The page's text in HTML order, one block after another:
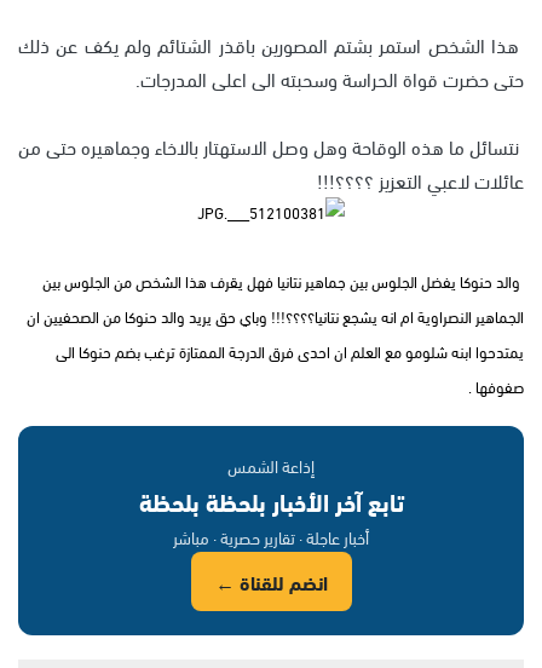
هذا الشخص استمر بشتم المصورين باقذر الشتائم ولم يكف عن ذلك
حتى حضرت قواة الحراسة وسحبته الى اعلى المدرجات.
نتسائل ما هذه الوقاحة وهل وصل الاستهتار بالاخاء وجماهيره حتى من
عائلات لاعبي التعزيز ؟؟؟؟!!!
والد حنوكا يفضل الجلوس بين جماهير نتانيا فهل يقرف هذا الشخص من الجلوس بين
الجماهير النصراوية ام انه يشجع نتانيا؟؟؟؟!!! وباي حق يريد والد حنوكا من الصحفيين ان
يمتدحوا ابنه شلومو مع العلم ان احدى فرق الدرجة الممتازة ترغب بضم حنوكا الى
صفوفها .
إذاعة الشمس
تابع آخر الأخبار بلحظة بلحظة
أخبار عاجلة · تقارير حصرية · مباشر
انضم للقناة ←